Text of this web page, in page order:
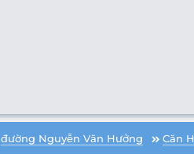
đường Nguyễn Văn Hưởng Căn